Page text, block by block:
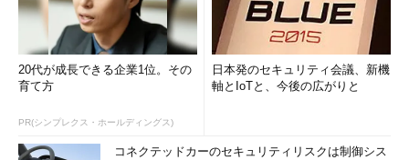
20代が成長できる企業1位。その
育て方
PR(シンプレクス・ホールディングス)
日本発のセキュリティ会議、新機
軸とIoTと、今後の広がりと
コネクテッドカーのセキュリティリスクは制御シス